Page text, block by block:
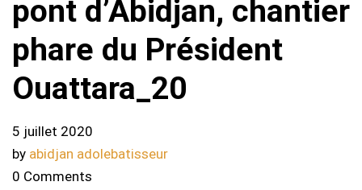
pont d’Abidjan, chantier
phare du Président
Ouattara_20
5 juillet 2020
by abidjan adolebatisseur
0 Comments